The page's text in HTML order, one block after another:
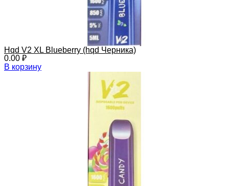
Hqd V2 XL Blueberry (hqd Черника)
0.00 ₽
В корзину